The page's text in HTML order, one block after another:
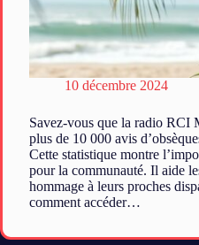
10 décembre 2024
Savez-vous que la radio RCI
plus de 10 000 avis
Cette statistique montre
pour la communauté. Il aide
hommage à leurs proches
comment accéder…